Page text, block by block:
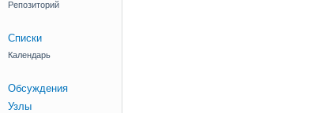
Репозиторий
Списки
Календарь
Обсуждения
Узлы